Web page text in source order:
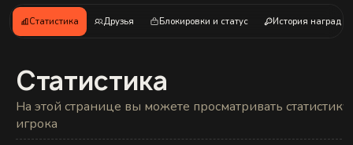
Статистика Друзья Блокировки и статус История наград
Статистика
На этой странице вы можете просматривать статистику
игрока
а
ц
е
р
а
б
о
та